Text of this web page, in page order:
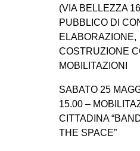
(VIA BELLEZZA
PUBBLICO DI
ELABORAZIONE,
COSTRUZIONE
MOBILITAZIONI
SABATO 25
15.00 –
CITTADINA
THE SPACE”